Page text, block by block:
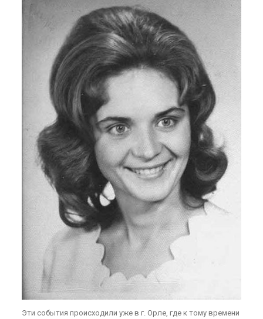
Эти события происходили уже в г. Орле, где к тому времени